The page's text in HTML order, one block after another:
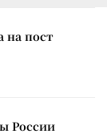
на пост
России